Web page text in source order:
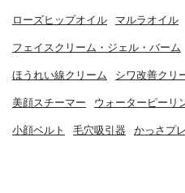
ローズヒップオイル マルラオイル
フェイスクリーム・ジェル・バーム
ほうれい線クリーム シワ改善クリ
美顔スチーマー ウォーターピーリ
小顔ベルト 毛穴吸引器 かっさプ